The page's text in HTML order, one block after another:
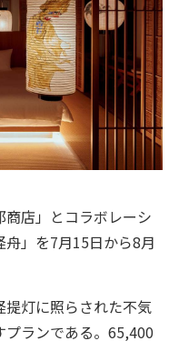
店」とコラボレーシ
」を7月15日から8月
灯に照らされた不気
ランである。65,400